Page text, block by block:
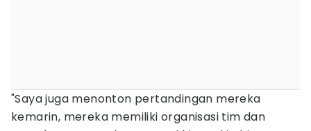
"Saya juga menonton pertandingan mereka
kemarin, mereka memiliki organisasi tim dan